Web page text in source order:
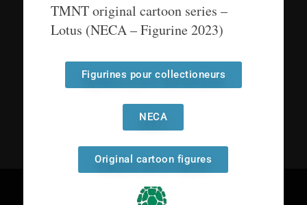
TMNT original cartoon series –
Lotus (NECA – Figurine 2023)
Figurines pour collectioneurs
NECA
Original cartoon figures